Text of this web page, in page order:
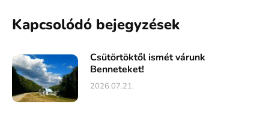
Kapcsolódó bejegyzések
Csütörtöktől ismét várunk
Benneteket!
2026.07.21.